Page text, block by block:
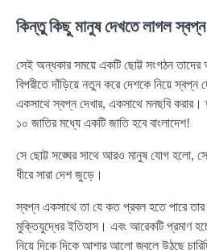
কিন্তু কিছু মানুষ দেখতে লাগল
সেই অন্ধকার সময়ে একটি ছোট্ট সংগঠন তাদের
বিপরীতে দাঁড়িয়ে নতুন করে দেশকে নিয়ে
একসাথে স্বপ্ন দেখার, একসাথে মনছবি করার।
১০ জাতির মধ্যে একটি জাতি হবে বাংলাদেশ!
সে ছোট্ট সঙ্ঘের সাথে আরও মানুষ যোগ হলো,
ধীরে সারা দেশ জুড়ে।
স্বপ্ন একসাথে তা যে কত প্রবল হতে পারে
মুক্তিযুদ্ধের ইতিহাস। এবং আরেকটি প্রমাণ
নিয়ে দিকে দিকে আশার আলো জ্বলে উঠছে